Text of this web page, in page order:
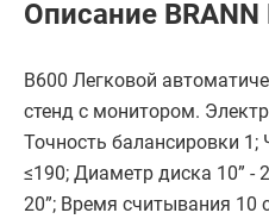
Описание BRANN
B600 Легковой
стенд с монитором.
Точность балансировки
≤190; Диаметр диска 10” -
20”; Время считывания 10